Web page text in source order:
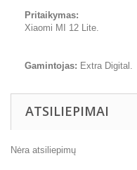
Pritaikymas:
Xiaomi MI 12 Lite.
Gamintojas: Extra Digital.
ATSILIEPIMAI
Nėra atsiliepimų